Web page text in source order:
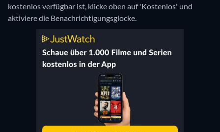
kostenlos verfügbar ist, klicke oben auf 'Kostenlos' und
aktiviere die Benachrichtigungsglocke.